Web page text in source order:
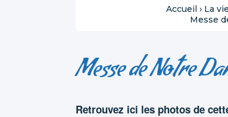
Accueil › La
Messe
Messe de Notre
Retrouvez ici les photos de